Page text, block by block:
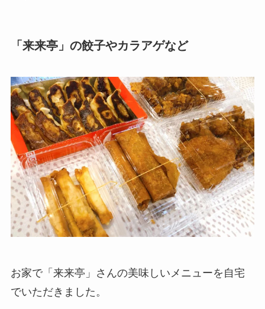
「来来亭」の餃子やカラアゲなど
お家で「来来亭」さんの美味しいメニューを自宅
でいただきました。